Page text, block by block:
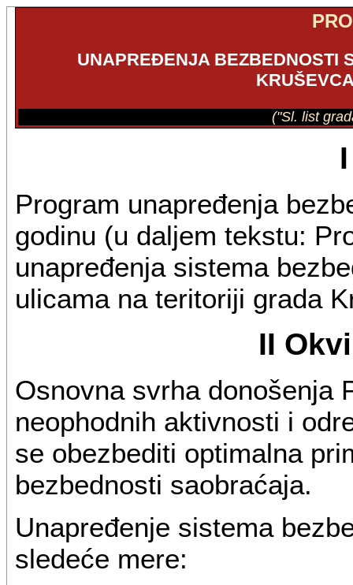
UNAPREĐENJA BEZBEDNOSTI
("Sl. list
Program unapređenja
godinu (u daljem tekstu:
unapređenja sistema
ulicama na teritoriji grada
II
Osnovna svrha donošenja
neophodnih aktivnosti i
se obezbediti optimalna
bezbednosti saobraćaja.
Unapređenje sistema
sledeće mere: